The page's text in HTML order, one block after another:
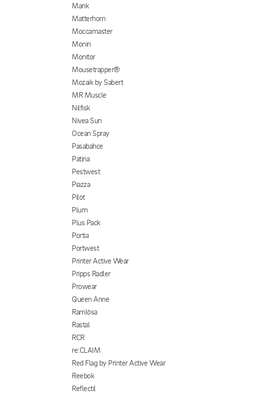
Mank
Matterhorn
Moccamaster
Monin
Monitor
Mousetrapper®
Mozaik by Sabert
MR Muscle
Nilfisk
Nivea Sun
Ocean Spray
Pasabahce
Patina
Pestwest
Piazza
Pilot
Plum
Plus Pack
Portia
Portwest
Printer Active Wear
Pripps Radler
Prowear
Queen Anne
Ramlösa
Rastal
RCR
re:CLAIM
Red Flag by Printer Active Wear
Reebok
Reflectil